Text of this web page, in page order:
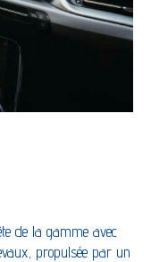
de la gamme avec
propulsée par un